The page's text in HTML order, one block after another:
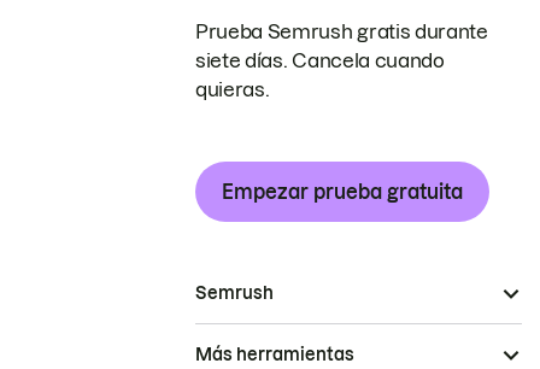
Prueba Semrush gratis durante
siete días. Cancela cuando
quieras.
Empezar prueba gratuita
Semrush
Más herramientas